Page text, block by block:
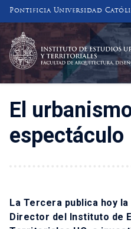
Pontificia Universidad
INSTITUTO DE
Y TERRITORIALES
FACULTAD DE
El
espectáculo
La Tercera publica hoy
Director del Instituto de